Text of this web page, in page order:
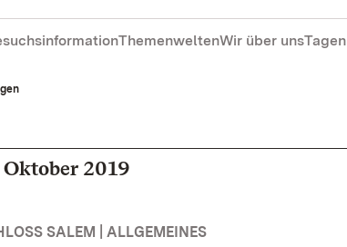
ThemenweltenWir über uns
2019
SALEM | ALLGEMEINES